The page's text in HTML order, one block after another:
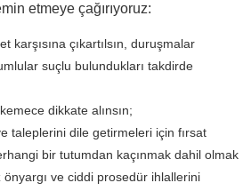
etmeye çağırıyoruz:
çıkartılsın, duruşmalar
suçlu bulundukları takdirde
dikkate alınsın;
taleplerini dile getirmeleri için fırsat
bir tutumdan kaçınmak dahil olmak
ve ciddi prosedür ihlallerini